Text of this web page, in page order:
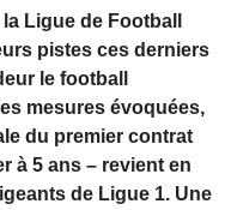
Ligue de Football
pistes ces derniers
le football
mesures évoquées,
du premier contrat
à 5 ans – revient en
de Ligue 1. Une